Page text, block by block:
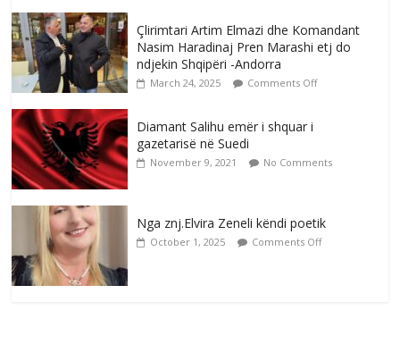
Çlirimtari Artim Elmazi dhe Komandant
Nasim Haradinaj Pren Marashi etj do
ndjekin Shqipëri -Andorra
March 24, 2025 Comments Off
Diamant Salihu emër i shquar i
gazetarisë në Suedi
November 9, 2021 No Comments
Nga znj.Elvira Zeneli këndi poetik
October 1, 2025 Comments Off